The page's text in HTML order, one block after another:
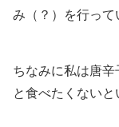
み（？）を行って
ちなみに私は唐
と食べたくないと